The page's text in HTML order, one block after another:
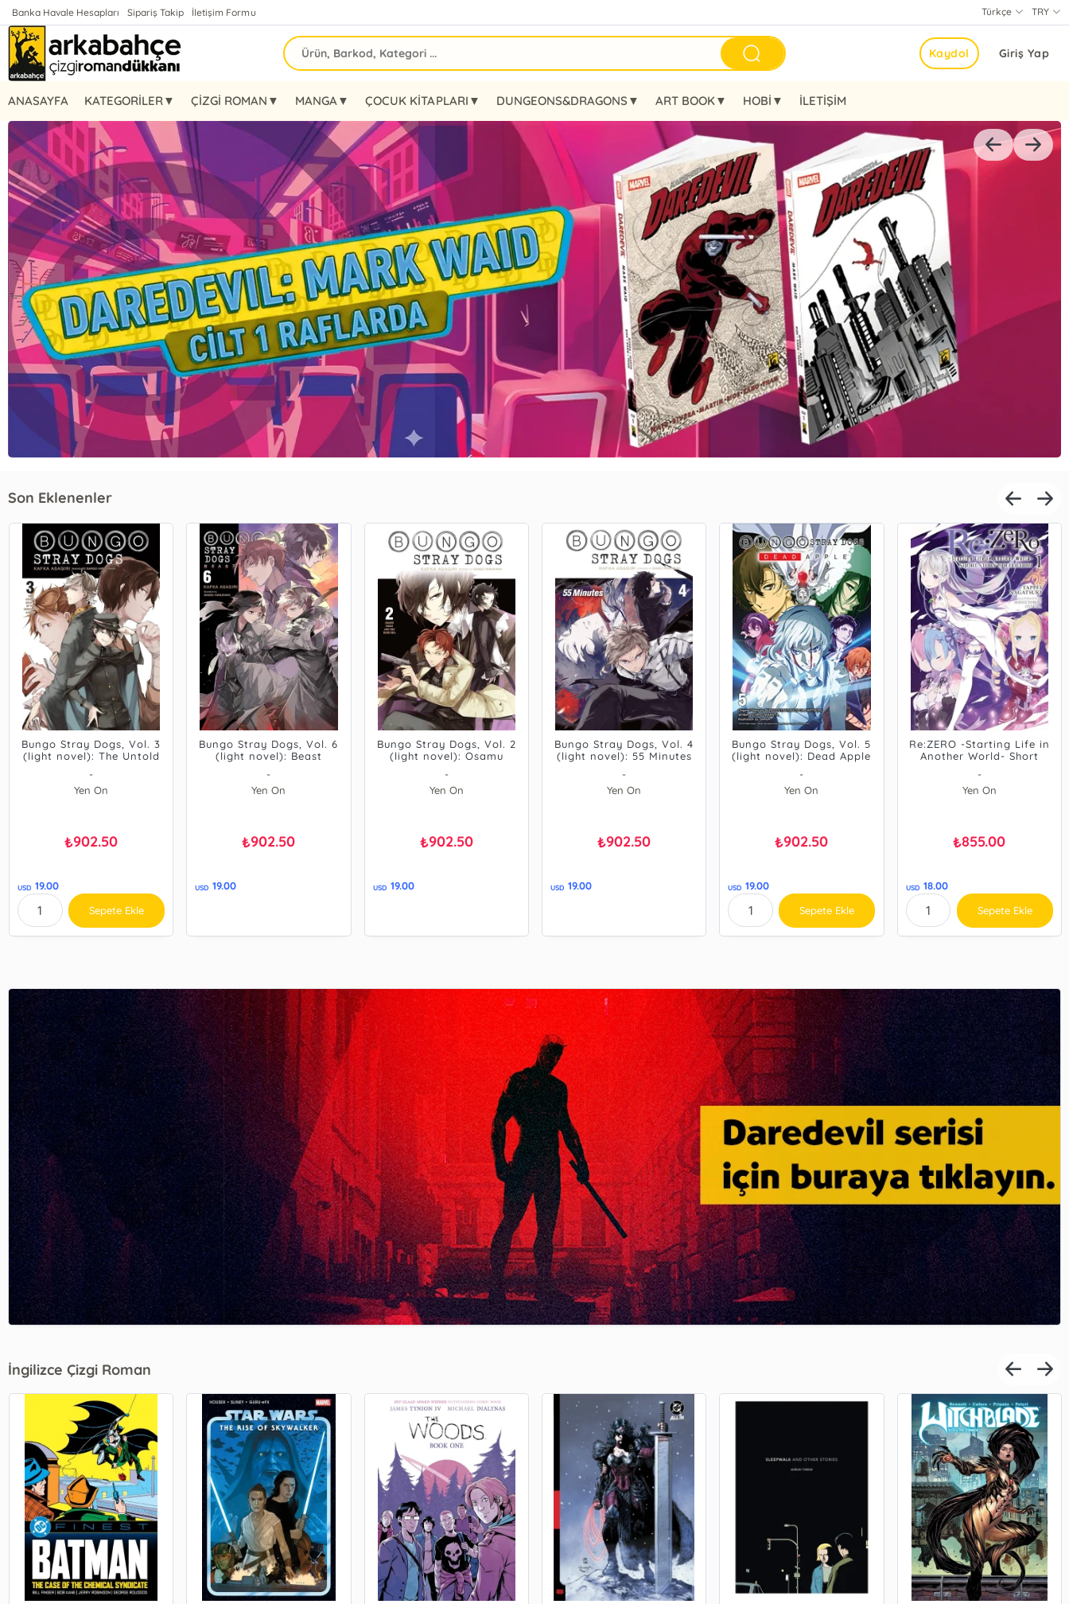
Banka Havale Hesapları Sipariş Takip İletişim Formu TRY
Türkçe
Giriş Yap
Kaydol
ANASAYFA KATEGORİLER▼ ÇİZGİ ROMAN▼ MANGA▼ ÇOCUK KİTAPLARI▼ DUNGEONS&DRAGONS▼ ART BOOK▼ HOBİ▼ İLETİŞİM
Son Eklenenler
Bungo Stray Dogs, Vol. 3
(light novel): The Untold
Agency
-
Yen On
₺902.50
USD 19.00
Sepete Ekle
Bungo Stray Dogs, Vol. 6
(light novel): Beast
-
Yen On
₺902.50
USD 19.00
Bungo Stray Dogs, Vol. 2
(light novel): Osamu
-
Yen On
₺902.50
USD 19.00
Bungo Stray Dogs, Vol. 4
(light novel): 55 Minutes
-
Yen On
₺902.50
USD 19.00
Bungo Stray Dogs, Vol. 5
(light novel): Dead Apple
-
Yen On
₺902.50
USD 19.00
Sepete Ekle
Re:ZERO -Starting Life in
Another World- Short
-
Yen On
₺855.00
USD 18.00
Sepete Ekle
İngilizce Çizgi Roman